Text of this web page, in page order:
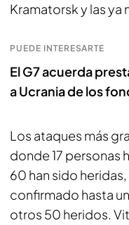
Kramatorsk y las ya
PUEDE INTERESARTE
El G7 acuerda
a Ucrania de los
Los ataques más
donde 17 personas
60 han sido heridas,
confirmado hasta
otros 50 heridos.